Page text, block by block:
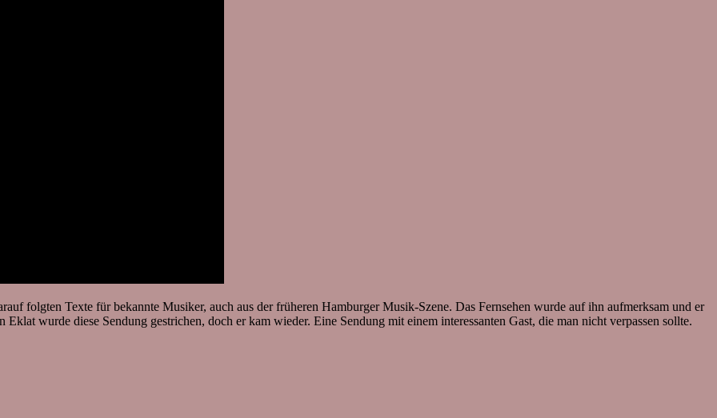
folgten Texte für bekannte Musiker, auch aus der früheren Hamburger Musik-Szene. Das Fernsehen wurde auf ihn aufmerksam und er
wurde diese Sendung gestrichen, doch er kam wieder. Eine Sendung mit einem interessanten Gast, die man nicht verpassen sollte.